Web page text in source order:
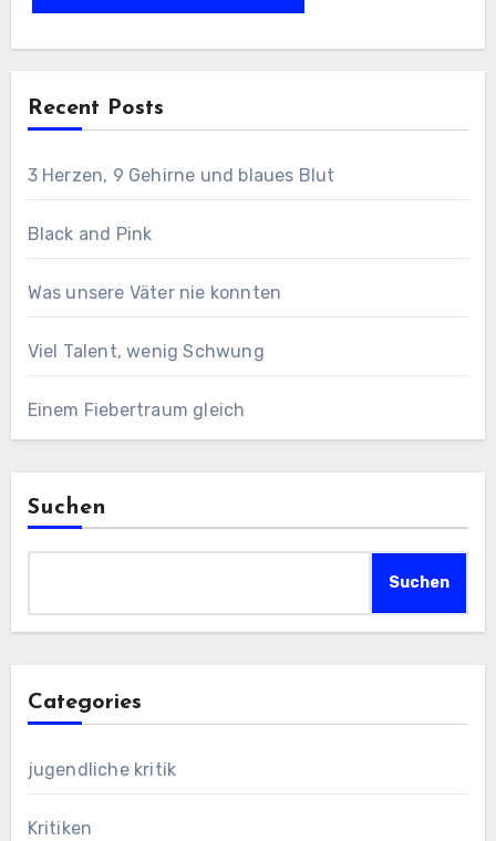
Recent Posts
3 Herzen, 9 Gehirne und blaues Blut
Black and Pink
Was unsere Väter nie konnten
Viel Talent, wenig Schwung
Einem Fiebertraum gleich
Suchen
Suchen
Categories
jugendliche kritik
Kritiken